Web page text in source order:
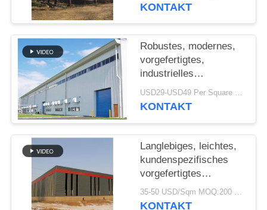
BLOG
SITEMAP
PRIVACY
POLICY
KONTAKT
Robustes, modernes,
vorgefertigtes,
industrielles
Stahlkonstruktionslager
für die Fabrik
USD29-USD49 Per Square Meter MOQ:200 Quadratmeter
KONTAKT
Langlebiges, leichtes,
kundenspezifisches
vorgefertigtes
Lagerhaus mit
verzinkter
35-50 USD/Sqm MOQ:200 Quadratmeter
KONTAKT